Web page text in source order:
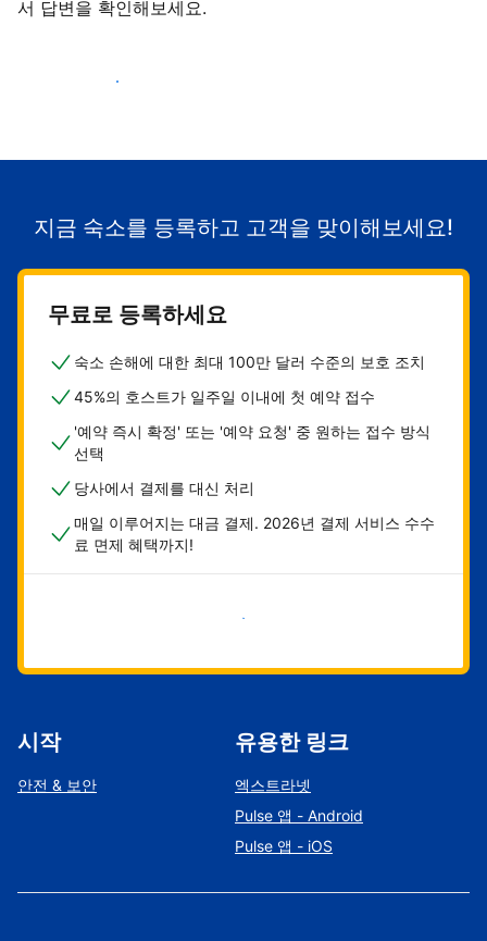
서 답변을 확인해보세요.
숙소로 고객 유치하기
지금 숙소를 등록하고 고객을 맞이해보세요!
무료로 등록하세요
숙소 손해에 대한 최대 100만 달러 수준의 보호 조치
45%의 호스트가 일주일 이내에 첫 예약 접수
'예약 즉시 확정' 또는 '예약 요청' 중 원하는 접수 방식
선택
당사에서 결제를 대신 처리
매일 이루어지는 대금 결제. 2026년 결제 서비스 수수
료 면제 혜택까지!
지금 시작하기
시작
안전 & 보안
유용한 링크
엑스트라넷
Pulse 앱 - Android
Pulse 앱 - iOS